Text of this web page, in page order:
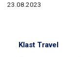
23.08.2023
Klast Travel